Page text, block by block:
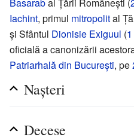
Iachint, primul mitropolital
şi Sfântul Dionisie Exiguul (
oficială a canonizării
Patriarhală din București, pe
Nașteri
Decese